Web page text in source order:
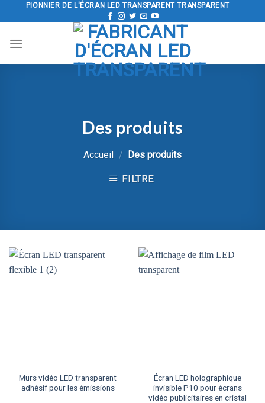
au
PIONNIER DE L'ÉCRAN LED TRANSPARENT TRANSPARENT
Des produits
Accueil / Des produits
FILTRE
Murs vidéo LED transparent
adhésif pour les émissions
Écran LED holographique
invisible P10 pour écrans
vidéo publicitaires en cristal